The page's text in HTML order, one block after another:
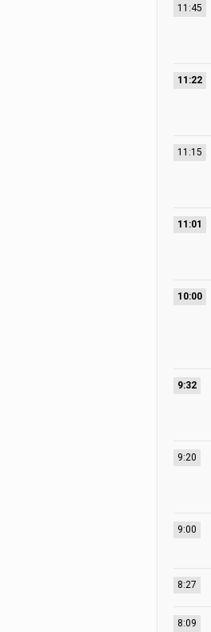
11:45
11:22
11:15
11:01
10:00
9:32
9:20
9:00
8:27
8:09